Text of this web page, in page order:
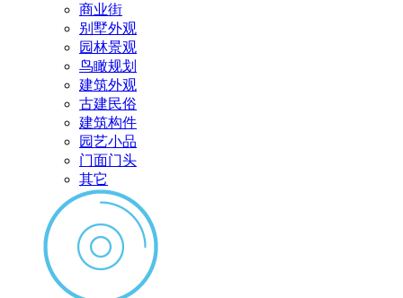
商业街
别墅外观
园林景观
鸟瞰规划
建筑外观
古建民俗
建筑构件
园艺小品
门面门头
其它